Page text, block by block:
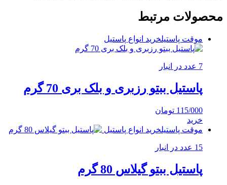
محصولات مرتبط
موقت پاستیلخرید انواع پاستیل
7 عدد در انبار
پاستیل ببتو رزبری و بلک بری 70 گرم
115/000 تومان
خرید
موقت پاستیلخرید انواع پاستیل
15 عدد در انبار
پاستیل ببتو گیلاس 80 گرم